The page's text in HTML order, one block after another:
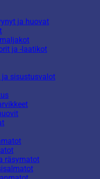
ja huovat
ja -laatikot
ja sisustusvalot
räsymatot